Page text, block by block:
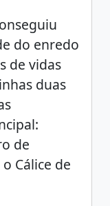
do enredo
de vidas
duas
de
Cálice de